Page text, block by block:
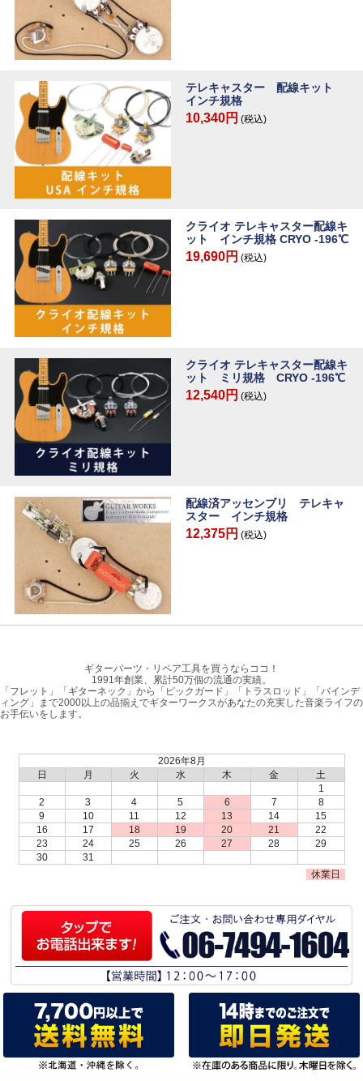
テレキャスター 配線キット
インチ規格
10,340円 (税込)
クライオ テレキャスター配線キ
ット インチ規格 CRYO -196℃
19,690円 (税込)
クライオ テレキャスター配線キ
ット ミリ規格 CRYO -196℃
12,540円 (税込)
配線済アッセンブリ テレキャ
スター インチ規格
12,375円 (税込)
ギターパーツ・リペア工具を買うならココ！
1991年創業、累計50万個の流通の実績。
「フレット」「ギターネック」から「ピックガード」「トラスロッド」「バインデ
ィング」まで2000以上の品揃えでギターワークスがあなたの充実した音楽ライフの
お手伝いをします。
2026年8月
日
月 火 水 木 金
土
1
2
3 4 5 6 7
8
9
10 11 12 13 14
15
16
17 18 19 20 21
22
23
24 25 26 27 28
29
30
31
休業日